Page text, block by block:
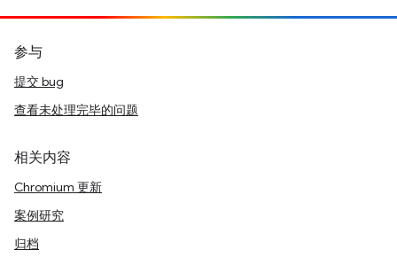
参与
提交 bug
查看未处理完毕的问题
相关内容
Chromium 更新
案例研究
归档